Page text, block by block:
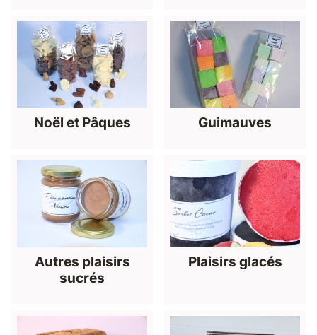
Noël et Pâques Guimauves
Autres plaisirs
sucrés
Plaisirs glacés